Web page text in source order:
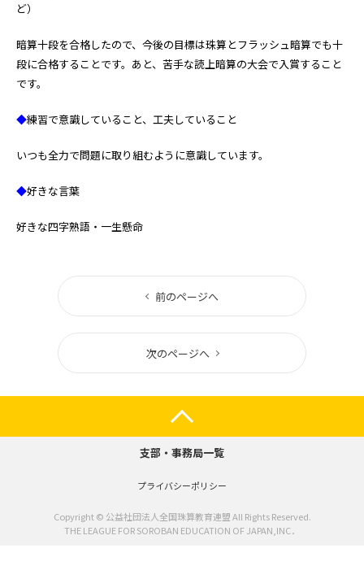
ど）
暗算十段を合格したので、今後の目標は珠算とフラッシュ暗算でも十
段に合格することです。あと、苦手な読上暗算の大会で入賞すること
です。
◆練習で意識していること、工夫していること
いつも全力で問題に取り組むように意識しています。
◆好きな言葉
好きな四字熟語・一生懸命
前のページへ
次のページへ
支部・事務局一覧
プライバシーポリシー
Copyright © 公益社団法人全国珠算教育連盟 All Rights Reserved.
THE LEAGUE FOR SOROBAN EDUCATION OF JAPAN,INC．